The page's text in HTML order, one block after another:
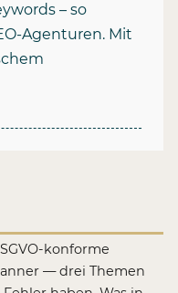
– so
Agenturen. Mit
konforme
— drei Themen